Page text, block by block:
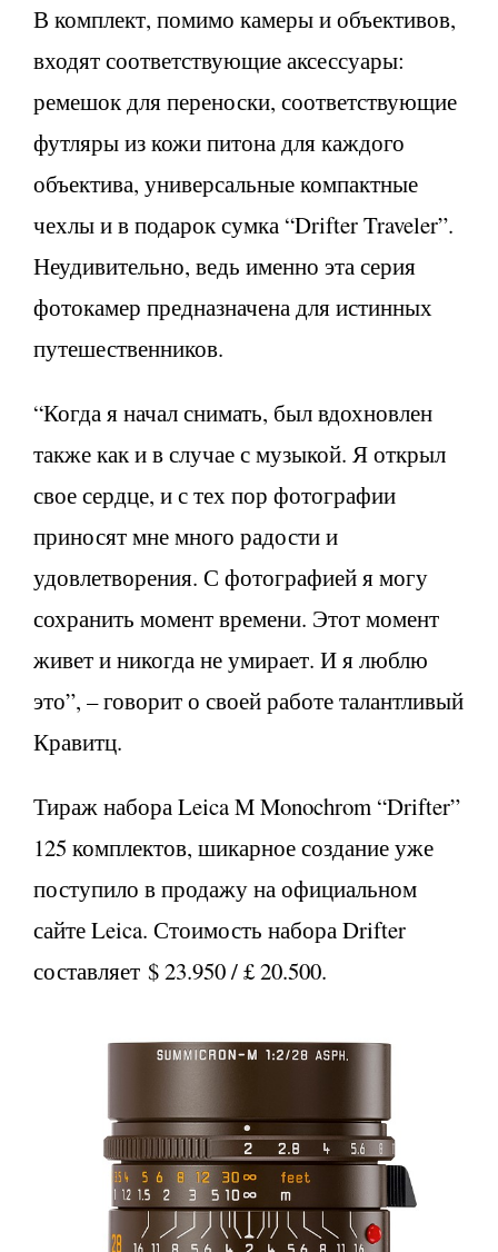
В комплект, помимо камеры и объективов,
входят соответствующие аксессуары:
ремешок для переноски, соответствующие
футляры из кожи питона для каждого
объектива, универсальные компактные
чехлы и в подарок сумка “Drifter Traveler”.
Неудивительно, ведь именно эта серия
фотокамер предназначена для истинных
путешественников.
“Когда я начал снимать, был вдохновлен
также как и в случае с музыкой. Я открыл
свое сердце, и с тех пор фотографии
приносят мне много радости и
удовлетворения. С фотографией я могу
сохранить момент времени. Этот момент
живет и никогда не умирает. И я люблю
это”, – говорит о своей работе талантливый
Кравитц.
Тираж набора Leica M Monochrom “Drifter”
125 комплектов, шикарное создание уже
поступило в продажу на официальном
сайте Leica. Стоимость набора Drifter
составляет $ 23.950 / £ 20.500.